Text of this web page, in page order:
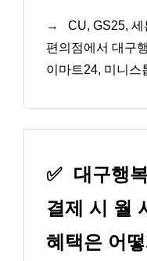
→
CU, GS25, 세
편의점에서 대구
이마트24, 미니스
✅ 대구행
결제 시 월
혜택은 어